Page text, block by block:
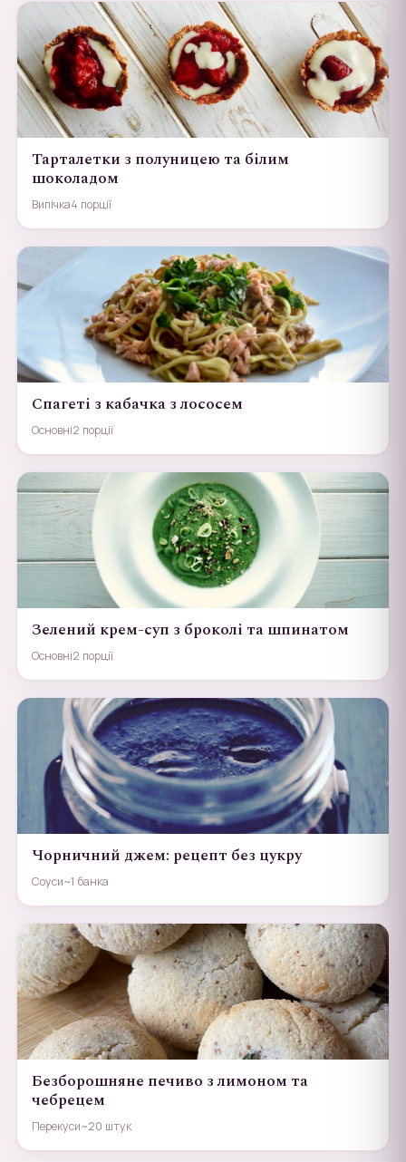
Тарталетки з полуницею та білим
шоколадом
Випічка4 порції
Спагеті з кабачка з лососем
Основні2 порції
Зелений крем-суп з броколі та шпинатом
Основні2 порції
Чорничний джем: рецепт без цукру
Соуси~1 банка
Безборошняне печиво з лимоном та
чебрецем
Перекуси~20 штук